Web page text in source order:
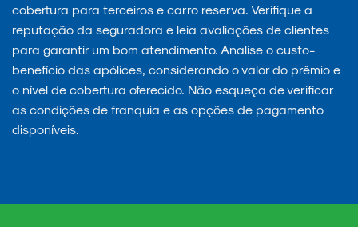
cobertura para terceiros e carro reserva. Verifique a
reputação da seguradora e leia avaliações de clientes
para garantir um bom atendimento. Analise o custo-
benefício das apólices, considerando o valor do prêmio e
o nível de cobertura oferecido. Não esqueça de verificar
as condições de franquia e as opções de pagamento
disponíveis.